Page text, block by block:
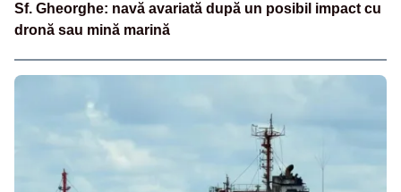
Sf. Gheorghe: navă avariată după un posibil impact cu
dronă sau mină marină